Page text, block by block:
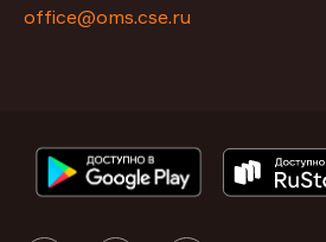
office@oms.cse.ru